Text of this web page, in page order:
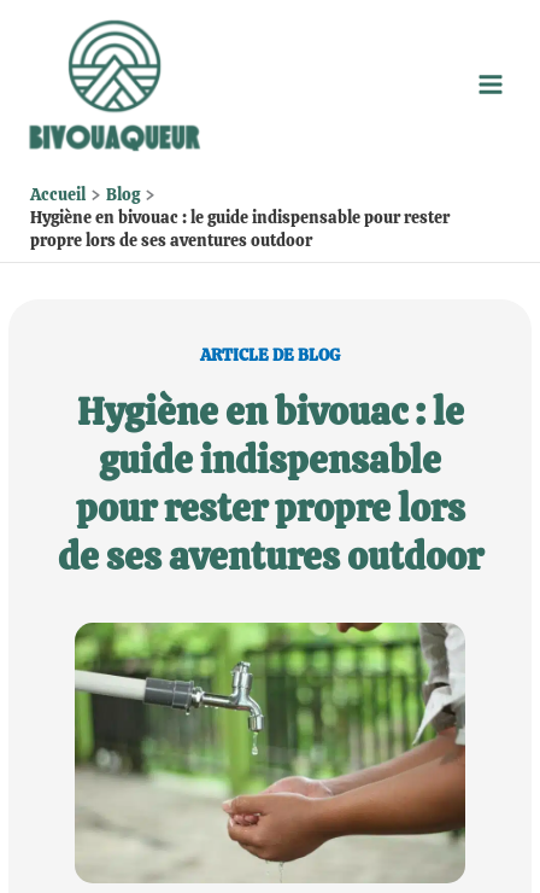
Accueil
Blog
Hygiène en bivouac : le guide indispensable pour rester
propre lors de ses aventures outdoor
ARTICLE DE BLOG
Hygiène en bivouac : le
guide indispensable
pour rester propre lors
de ses aventures outdoor